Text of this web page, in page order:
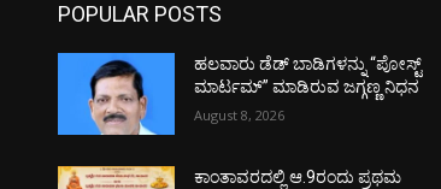
POPULAR POSTS
ಹಲವಾರು ಡೆಡ್ ಬಾಡಿಗಳನ್ನು “ಪೋಸ್ಟ್
ಮಾರ್ಟಮ್” ಮಾಡಿರುವ ಜಗ್ಗಣ್ಣ ನಿಧನ
August 8, 2026
ಕಾಂತಾವರದಲ್ಲಿ ಆ.9ರಂದು ಪ್ರಥಮ